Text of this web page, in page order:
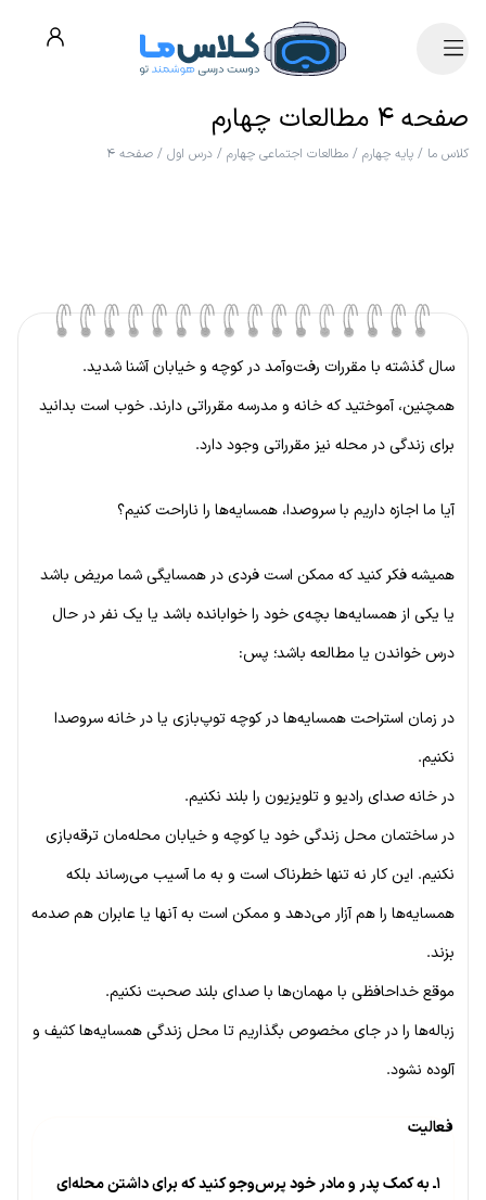
صفحه ۴ مطالعات چهارم
کلاس ما / پایه چهارم / مطالعات اجتماعی چهارم / درس اول / صفحه ۴
سال گذشته با مقررات رفت‌وآمد در کوچه و خیابان آشنا شدید.
همچنین، آموختید که خانه و مدرسه مقرراتی دارند. خوب است بدانید
برای زندگی در محله نیز مقرراتی وجود دارد.
آیا ما اجازه داریم با سروصدا، همسایه‌ها را ناراحت کنیم؟
همیشه فکر کنید که ممکن است فردی در همسایگی شما مریض باشد
یا یکی از همسایه‌ها بچه‌ی خود را خوابانده باشد یا یک نفر در حال
درس خواندن یا مطالعه باشد؛ پس:
در زمان استراحت همسایه‌ها در کوچه توپ‌بازی یا در خانه سروصدا
نکنیم.
در خانه صدای رادیو و تلویزیون را بلند نکنیم.
در ساختمان محل زندگی خود یا کوچه و خیابان محله‌مان ترقه‌بازی
نکنیم. این کار نه تنها خطرناک است و به ما آسیب می‌رساند بلکه
همسایه‌ها را هم آزار می‌دهد و ممکن است به آنها یا عابران هم صدمه
بزند.
موقع خداحافظی با مهمان‌ها با صدای بلند صحبت نکنیم.
زباله‌ها را در جای مخصوص بگذاریم تا محل زندگی همسایه‌ها کثیف و
آلوده نشود.
فعالیت
۱ـ به کمک پدر و مادر خود پرس‌وجو کنید که برای داشتن محله‌ای